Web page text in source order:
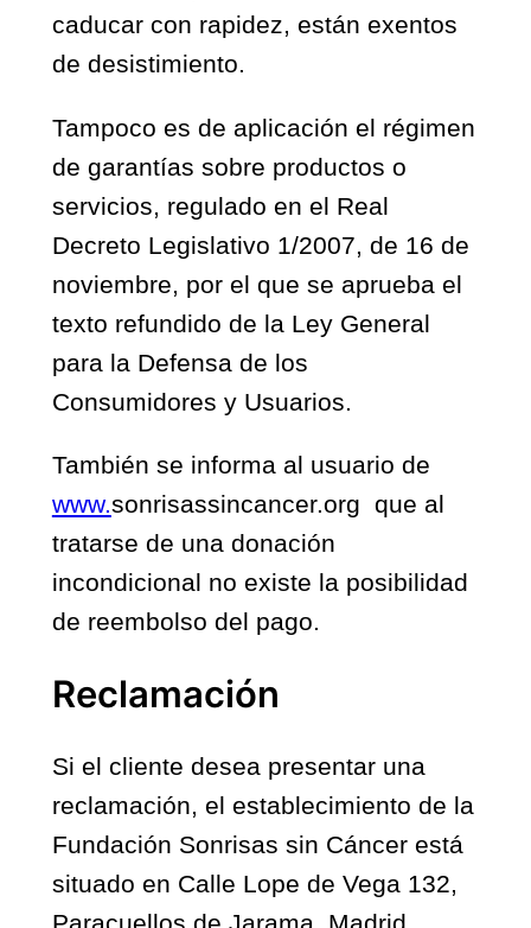
caducar con rapidez, están exentos
de desistimiento.
Tampoco es de aplicación el régimen
de garantías sobre productos o
servicios, regulado en el Real
Decreto Legislativo 1/2007, de 16 de
noviembre, por el que se aprueba el
texto refundido de la Ley General
para la Defensa de los
Consumidores y Usuarios.
También se informa al usuario de
www.sonrisassincancer.org que al
tratarse de una donación
incondicional no existe la posibilidad
de reembolso del pago.
Reclamación
Si el cliente desea presentar una
reclamación, el establecimiento de la
Fundación Sonrisas sin Cáncer está
situado en Calle Lope de Vega 132,
Paracuellos de Jarama, Madrid.